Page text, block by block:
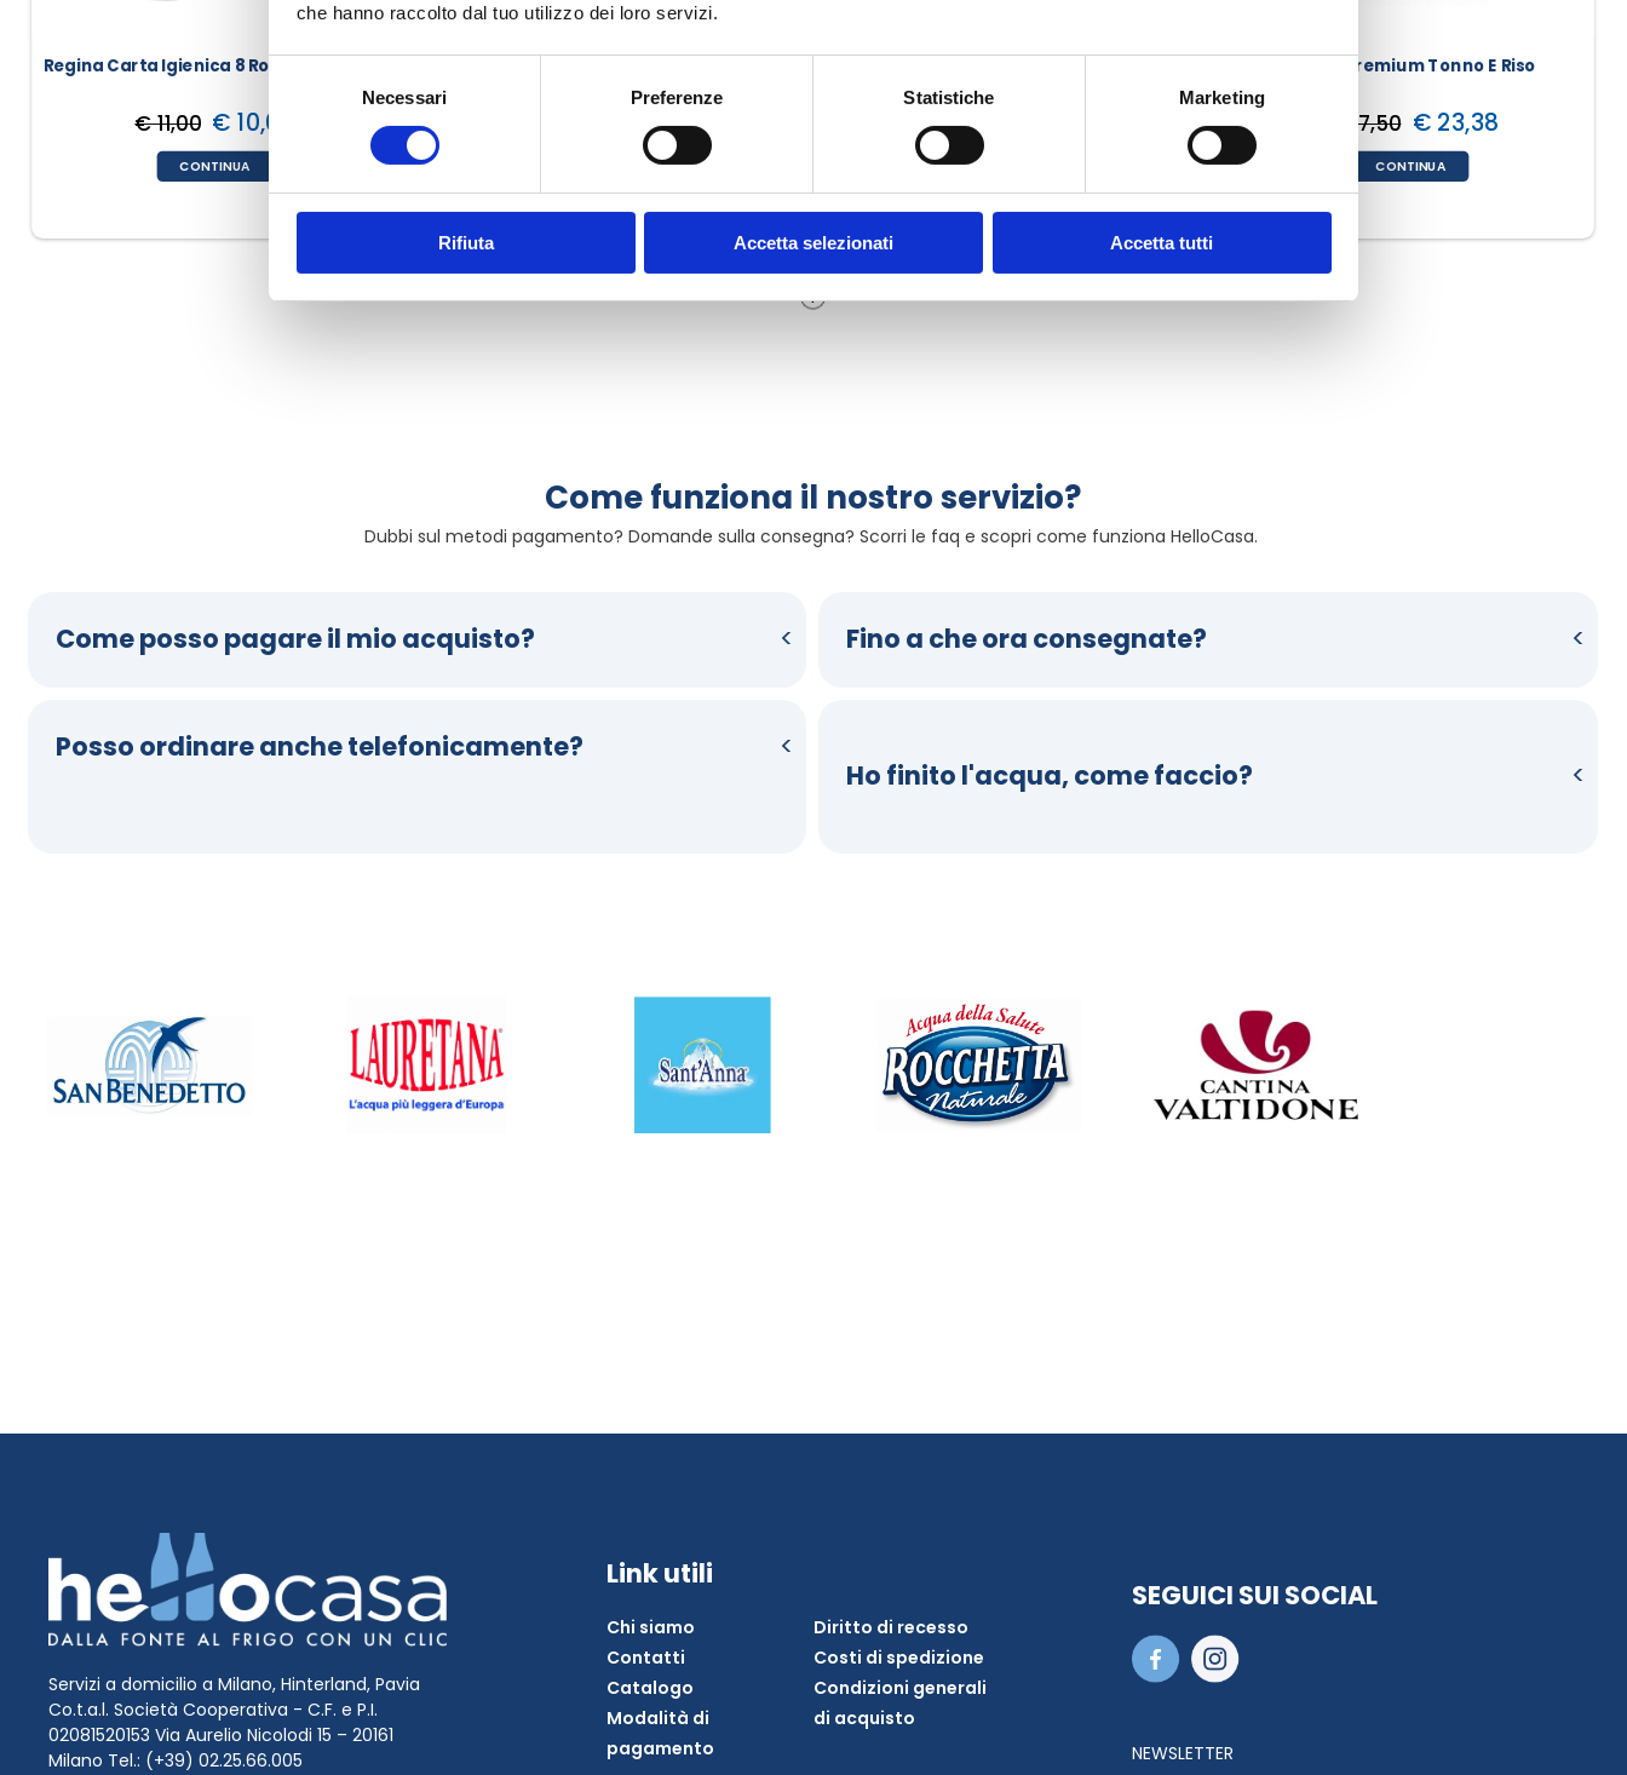
che hanno raccolto dal tuo utilizzo dei loro servizi.
Selezione
consenso
Necessari Preferenze Statistiche Marketing
Rifiuta Accetta selezionati Accetta tutti
Regina Carta Igienica 8 Rotoloni
€ 11,00 € 10,00
CONTINUA
€ 24,65
Fresco
€ 23,90
Special Dog Premium Tonno E Riso
€ 27,50 € 23,38
CONTINUA
1
Come funziona il nostro servizio?
Dubbi sul metodi pagamento? Domande sulla consegna? Scorri le faq e scopri come funziona HelloCasa.
Come posso pagare il mio acquisto? Fino a che ora consegnate?
Posso ordinare anche telefonicamente?
Ho finito l'acqua, come faccio?
Servizi a domicilio a Milano, Hinterland, Pavia
Co.t.a.l. Società Cooperativa - C.F. e P.I.
02081520153 Via Aurelio Nicolodi 15 – 20161
Milano Tel.: (+39) 02.25.66.005
Link utili
Chi siamo
Contatti
Catalogo
Modalità di
pagamento
Diritto di recesso
Costi di spedizione
Condizioni generali
di acquisto
SEGUICI SUI SOCIAL
NEWSLETTER